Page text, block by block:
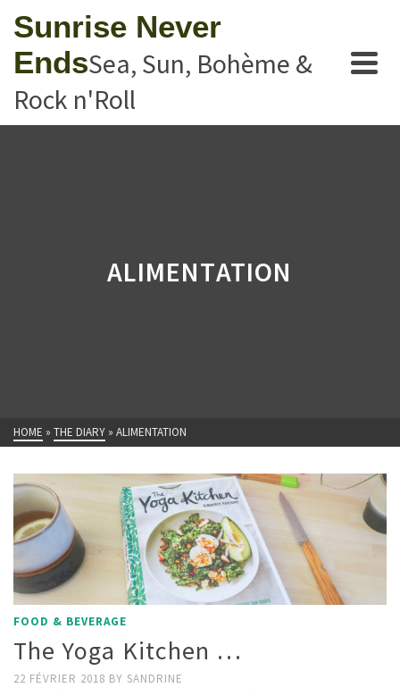
Sunrise Never
EndsSea, Sun, Bohème &
Rock n'Roll
ALIMENTATION
HOME » THE DIARY » ALIMENTATION
FOOD & BEVERAGE
The Yoga Kitchen …
22 FÉVRIER 2018 BY SANDRINE